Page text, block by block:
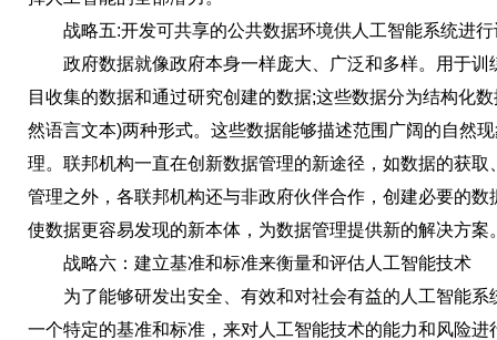
战略五:开发可共享的公共数据环境供人工智能系统进行
政府数据就像政府本身一样庞大、广泛和多样。用于训
目收集的数据和通过研究创建的数据;这些数据分为结构化
然语言文本)两种形式。这些数据能够描述范围广阔的自然
理。联邦机构一直在创新数据管理的新途径，如数据的获
管理之外，各联邦机构还与非政府伙伴合作，创建必要的
使数据更容易发现的新本体，为数据管理提供新的解决方案
战略六：建立基准和标准来衡量和评估人工智能技术
为了能够研发出安全、有效和对社会有益的人工智能系
一个特定的基准和标准，来对人工智能技术的能力和风险